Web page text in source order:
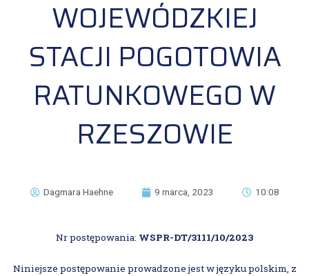
WOJEWÓDZKIEJ
STACJI POGOTOWIA
RATUNKOWEGO W
RZESZOWIE
Dagmara Haehne 9 marca, 2023 10:08
Nr postępowania: WSPR-DT/3111/10/2023
Niniejsze postępowanie prowadzone jest w języku polskim, z